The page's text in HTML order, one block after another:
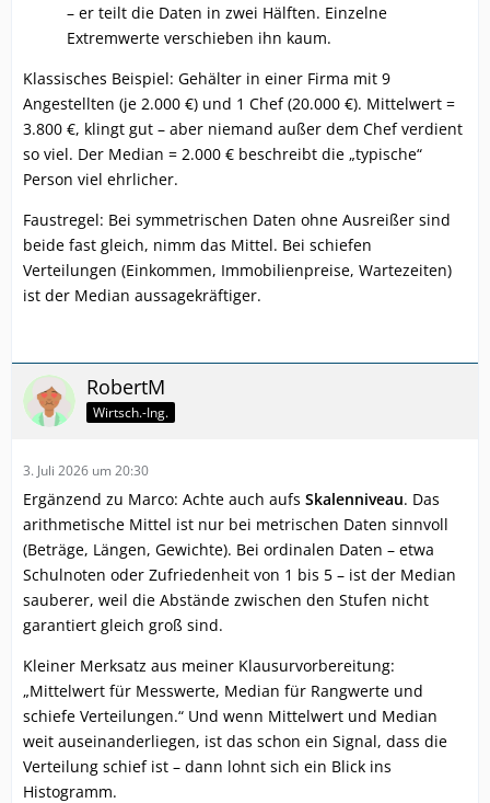
– er teilt die Daten in zwei Hälften. Einzelne
Extremwerte verschieben ihn kaum.
Klassisches Beispiel: Gehälter in einer Firma mit 9
Angestellten (je 2.000 €) und 1 Chef (20.000 €). Mittelwert =
3.800 €, klingt gut – aber niemand außer dem Chef verdient
so viel. Der Median = 2.000 € beschreibt die „typische“
Person viel ehrlicher.
Faustregel: Bei symmetrischen Daten ohne Ausreißer sind
beide fast gleich, nimm das Mittel. Bei schiefen
Verteilungen (Einkommen, Immobilienpreise, Wartezeiten)
ist der Median aussagekräftiger.
RobertM
Wirtsch.-Ing.
3. Juli 2026 um 20:30
Ergänzend zu Marco: Achte auch aufs Skalenniveau. Das
arithmetische Mittel ist nur bei metrischen Daten sinnvoll
(Beträge, Längen, Gewichte). Bei ordinalen Daten – etwa
Schulnoten oder Zufriedenheit von 1 bis 5 – ist der Median
sauberer, weil die Abstände zwischen den Stufen nicht
garantiert gleich groß sind.
Kleiner Merksatz aus meiner Klausurvorbereitung:
„Mittelwert für Messwerte, Median für Rangwerte und
schiefe Verteilungen.“ Und wenn Mittelwert und Median
weit auseinanderliegen, ist das schon ein Signal, dass die
Verteilung schief ist – dann lohnt sich ein Blick ins
Histogramm.